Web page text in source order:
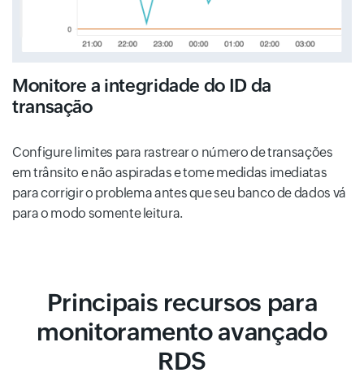
Monitore a integridade do ID da
transação
Configure limites para rastrear o número de transações
em trânsito e não aspiradas e tome medidas imediatas
para corrigir o problema antes que seu banco de dados vá
para o modo somente leitura.
Principais recursos para
monitoramento avançado
RDS